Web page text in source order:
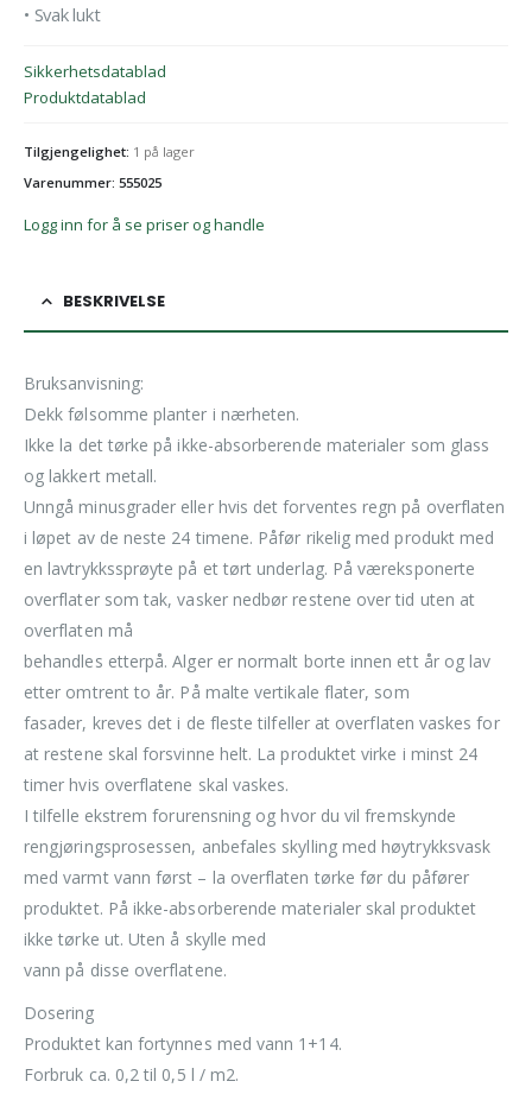
• Svak lukt
Sikkerhetsdatablad
Produktdatablad
Tilgjengelighet: 1 på lager
Varenummer: 555025
Logg inn for å se priser og handle
BESKRIVELSE
Bruksanvisning:
Dekk følsomme planter i nærheten.
Ikke la det tørke på ikke-absorberende materialer som glass
og lakkert metall.
Unngå minusgrader eller hvis det forventes regn på overflaten
i løpet av de neste 24 timene. Påfør rikelig med produkt med
en lavtrykkssprøyte på et tørt underlag. På væreksponerte
overflater som tak, vasker nedbør restene over tid uten at
overflaten må
behandles etterpå. Alger er normalt borte innen ett år og lav
etter omtrent to år. På malte vertikale flater, som
fasader, kreves det i de fleste tilfeller at overflaten vaskes for
at restene skal forsvinne helt. La produktet virke i minst 24
timer hvis overflatene skal vaskes.
I tilfelle ekstrem forurensning og hvor du vil fremskynde
rengjøringsprosessen, anbefales skylling med høytrykksvask
med varmt vann først – la overflaten tørke før du påfører
produktet. På ikke-absorberende materialer skal produktet
ikke tørke ut. Uten å skylle med
vann på disse overflatene.
Dosering
Produktet kan fortynnes med vann 1+14.
Forbruk ca. 0,2 til 0,5 l / m2.